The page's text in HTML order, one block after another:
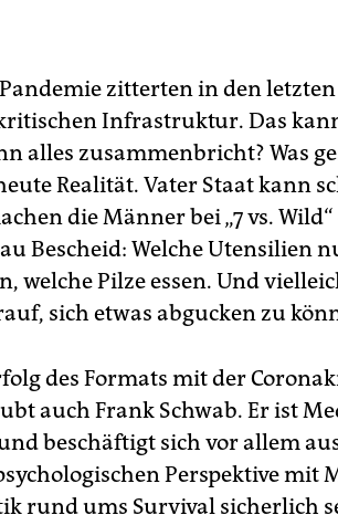
zitterten in den
Infrastruktur. Das
alles zusammenbricht? Was
Realität. Vater Staat kann
die Männer bei „7 vs.
Bescheid: Welche Utensilien
welche Pilze essen. Und
sich etwas abgucken zu
des Formats mit der
auch Frank Schwab. Er ist
beschäftigt sich vor allem
Perspektive mit
rund ums Survival sicherlich